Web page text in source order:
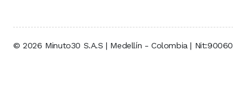
© 2026 Minuto30 S.A.S | Medellín - Colombia |